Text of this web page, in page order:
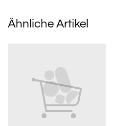
Ähnliche Artikel